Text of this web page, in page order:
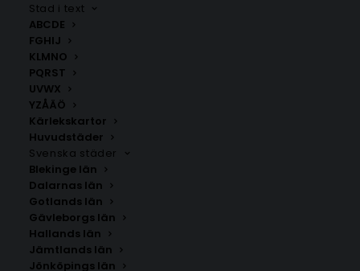
Stad i text
ABCDE
FGHIJ
KLMNO
PQRST
UVWX
YZÅÄÖ
Kärlekskartor
Huvudstäder
Svenska städer
Blekinge län
Dalarnas län
Gotlands län
Gävleborgs län
Hallands län
Jämtlands län
Jönköpings län